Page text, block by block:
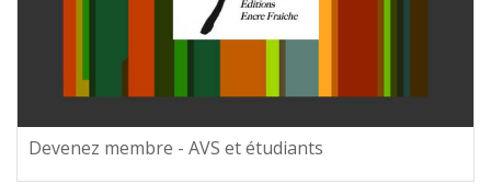
Devenez membre - AVS et étudiants